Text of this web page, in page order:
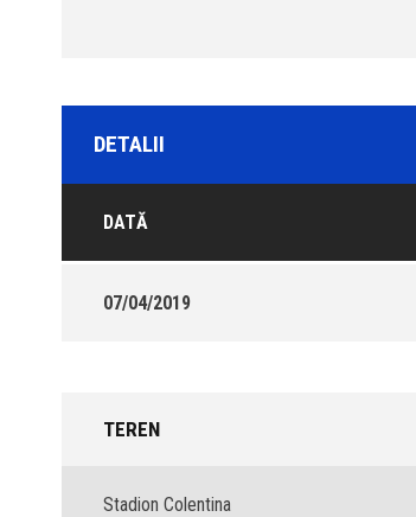
DETALII
DATĂ
07/04/2019
TEREN
Stadion Colentina